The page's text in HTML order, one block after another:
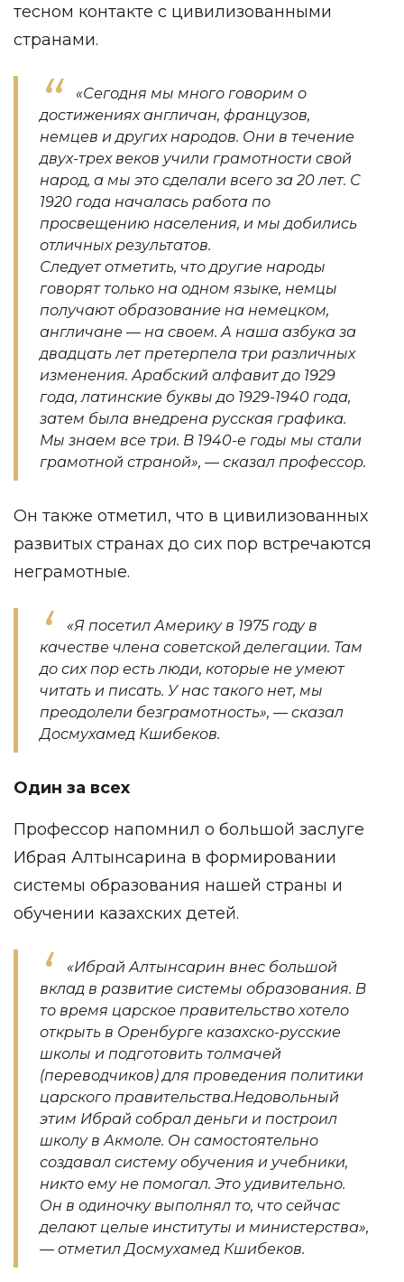
тесном контакте с цивилизованными
странами.
«Сегодня мы много говорим о
достижениях англичан, французов,
немцев и других народов. Они в течение
двух-трех веков учили грамотности свой
народ, а мы это сделали всего за 20 лет. С
1920 года началась работа по
просвещению населения, и мы добились
отличных результатов.
Следует отметить, что другие народы
говорят только на одном языке, немцы
получают образование на немецком,
англичане — на своем. А наша азбука за
двадцать лет претерпела три различных
изменения. Арабский алфавит до 1929
года, латинские буквы до 1929-1940 года,
затем была внедрена русская графика.
Мы знаем все три. В 1940-е годы мы стали
грамотной страной», — сказал профессор.
Он также отметил, что в цивилизованных
развитых странах до сих пор встречаются
неграмотные.
«Я посетил Америку в 1975 году в
качестве члена советской делегации. Там
до сих пор есть люди, которые не умеют
читать и писать. У нас такого нет, мы
преодолели безграмотность», — сказал
Досмухамед Кшибеков.
Один за всех
Профессор напомнил о большой заслуге
Ибрая Алтынсарина в формировании
системы образования нашей страны и
обучении казахских детей.
«Ибрай Алтынсарин внес большой
вклад в развитие системы образования. В
то время царское правительство хотело
открыть в Оренбурге казахско-русские
школы и подготовить толмачей
(переводчиков) для проведения политики
царского правительства.Недовольный
этим Ибрай собрал деньги и построил
школу в Акмоле. Он самостоятельно
создавал систему обучения и учебники,
никто ему не помогал. Это удивительно.
Он в одиночку выполнял то, что сейчас
делают целые институты и министерства»,
— отметил Досмухамед Кшибеков.